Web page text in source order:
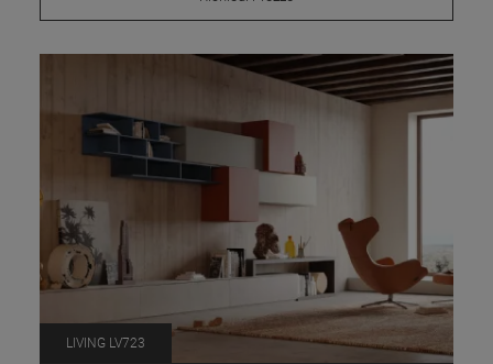
LIVING LV723